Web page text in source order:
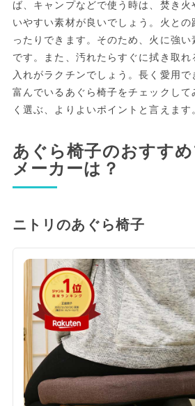
ば、キャンプなどで使う時は、焚き火
いやすい素材が良いでしょう。火との
ったりできます。そのため、火に強い
です。また、汚れたらすぐに拭き取
入れがラクチンでしょう。長く愛用
富んでいるあぐら椅子をチェックして
く選ぶ、よりよいポイントと言えます
あぐら椅子のおすすめ
メーカーは？
ニトリのあぐら椅子